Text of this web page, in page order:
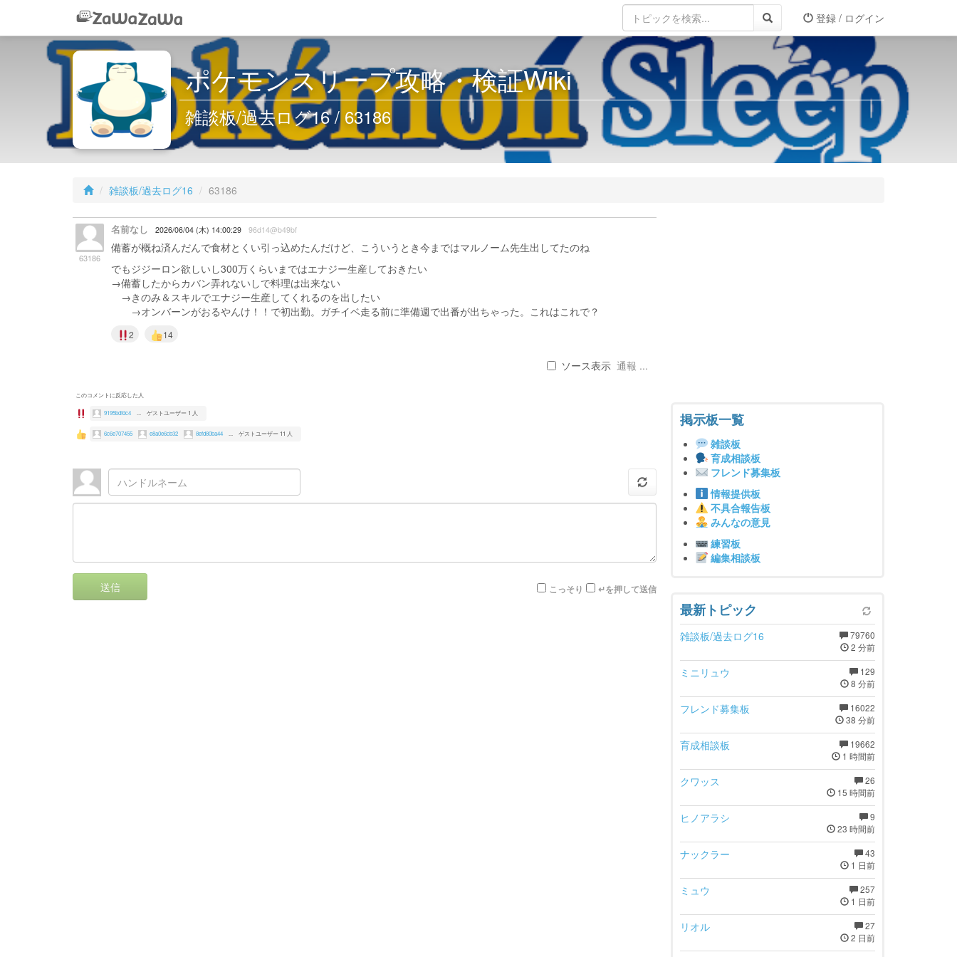
登録 / ログイン
ポケモンスリープ攻略・検証Wiki
雑談板/過去ログ16 / 63186
雑談板/過去ログ16 63186
63186
名前なし 2026/06/04 (木) 14:00:29 96d14@b49bf
備蓄が概ね済んだんで食材とくい引っ込めたんだけど、こういうとき今まではマルノーム先生出してたのね
でもジジーロン欲しいし300万くらいまではエナジー生産しておきたい
→備蓄したからカバン弄れないしで料理は出来ない
→きのみ＆スキルでエナジー生産してくれるのを出したい
→オンバーンがおるやんけ！！で初出勤。ガチイベ走る前に準備週で出番が出ちゃった。これはこれで？
2 14
ソース表示 通報 ...
このコメントに反応した人
9195bdfdc4 ゲストユーザー 1 人
6c6e707455 e8a0e6cb32 8efd80ba44 ゲストユーザー 11 人
送信 こっそり ↵を押して送信
掲示板一覧
雑談板
育成相談板
フレンド募集板
情報提供板
不具合報告板
みんなの意見
練習板
編集相談板
最新トピック
79760
2 分前
雑談板/過去ログ16
129
8 分前
ミニリュウ
16022
38 分前
フレンド募集板
19662
1 時間前
育成相談板
26
15 時間前
クワッス
9
23 時間前
ヒノアラシ
43
1 日前
ナックラー
257
1 日前
ミュウ
27
2 日前
リオル